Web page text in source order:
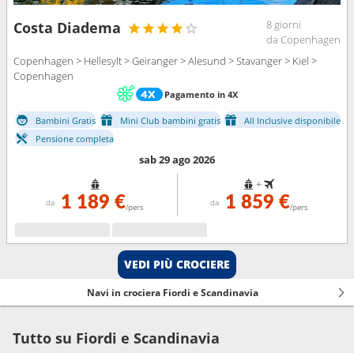
Costa Diadema
8 giorni
da Copenhagen
Copenhagen > Hellesylt > Geiranger > Alesund > Stavanger > Kiel >
Copenhagen
Pagamento in 4X
Bambini Gratis Mini Club bambini gratis
All Inclusive disponibile
Pensione completa
sab 29 ago 2026
da 1 189 €/pers
+
da 1 859 €/pers
VEDI PIÙ CROCIERE
Navi in crociera Fiordi e Scandinavia
Tutto su Fiordi e Scandinavia